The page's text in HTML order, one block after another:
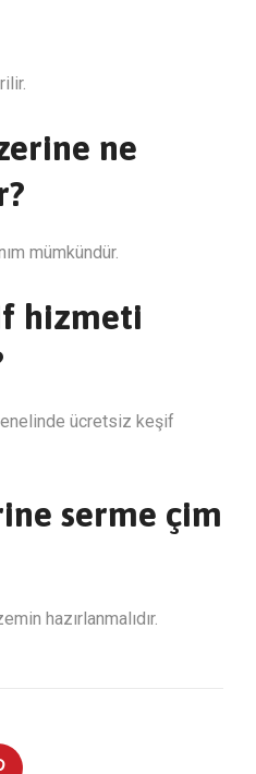
ne
mümkündür.
hizmeti
ücretsiz keşif
serme çim
hazırlanmalıdır.